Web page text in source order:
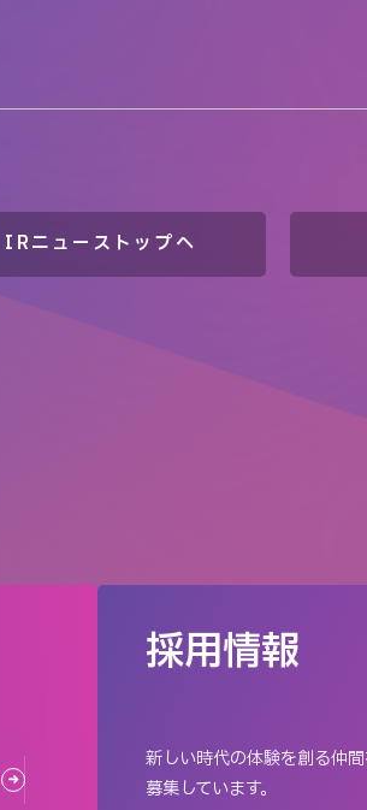
IRニューストップへ
採用情報
新しい時代の体験を創る仲
募集しています。